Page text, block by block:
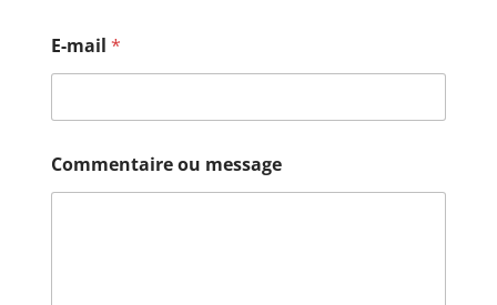
E-mail *
Commentaire ou message